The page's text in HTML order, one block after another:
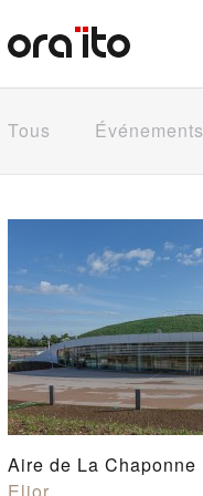
Tous Événements
Aire de La Chaponne